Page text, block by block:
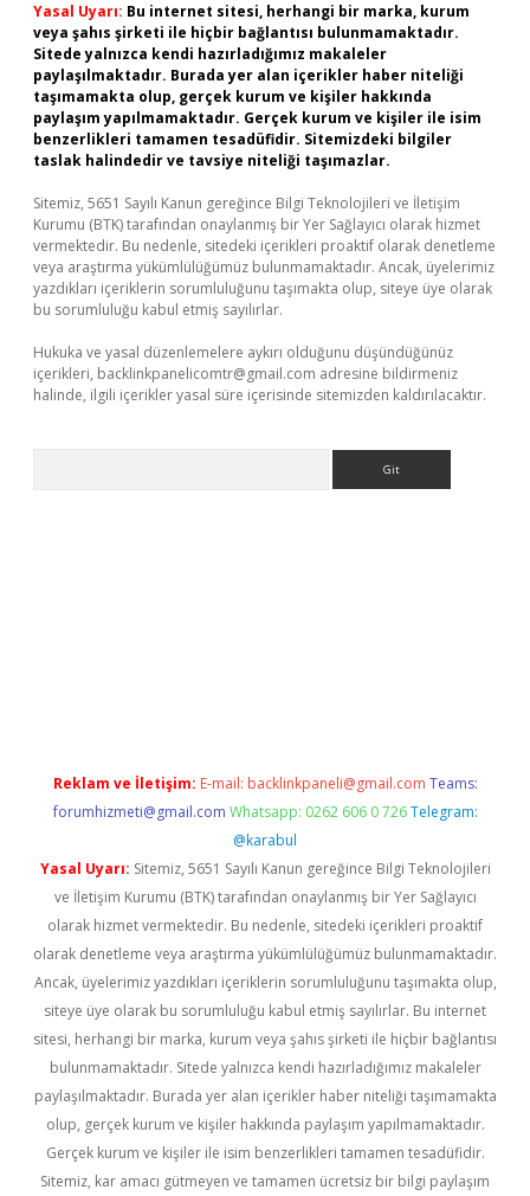
Yasal Uyarı: Bu internet sitesi, herhangi bir marka, kurum
veya şahıs şirketi ile hiçbir bağlantısı bulunmamaktadır.
Sitede yalnızca kendi hazırladığımız makaleler
paylaşılmaktadır. Burada yer alan içerikler haber niteliği
taşımamakta olup, gerçek kurum ve kişiler hakkında
paylaşım yapılmamaktadır. Gerçek kurum ve kişiler ile isim
benzerlikleri tamamen tesadüfidir. Sitemizdeki bilgiler
taslak halindedir ve tavsiye niteliği taşımazlar.
Sitemiz, 5651 Sayılı Kanun gereğince Bilgi Teknolojileri ve İletişim
Kurumu (BTK) tarafından onaylanmış bir Yer Sağlayıcı olarak hizmet
vermektedir. Bu nedenle, sitedeki içerikleri proaktif olarak denetleme
veya araştırma yükümlülüğümüz bulunmamaktadır. Ancak, üyelerimiz
yazdıkları içeriklerin sorumluluğunu taşımakta olup, siteye üye olarak
bu sorumluluğu kabul etmiş sayılırlar.
Hukuka ve yasal düzenlemelere aykırı olduğunu düşündüğünüz
içerikleri, backlinkpanelicomtr@gmail.com adresine bildirmeniz
halinde, ilgili içerikler yasal süre içerisinde sitemizden kaldırılacaktır.
Reklam ve İletişim: E-mail: backlinkpaneli@gmail.com Teams:
forumhizmeti@gmail.com Whatsapp: 0262 606 0 726 Telegram:
@karabul
Yasal Uyarı: Sitemiz, 5651 Sayılı Kanun gereğince Bilgi Teknolojileri
ve İletişim Kurumu (BTK) tarafından onaylanmış bir Yer Sağlayıcı
olarak hizmet vermektedir. Bu nedenle, sitedeki içerikleri proaktif
olarak denetleme veya araştırma yükümlülüğümüz bulunmamaktadır.
Ancak, üyelerimiz yazdıkları içeriklerin sorumluluğunu taşımakta olup,
siteye üye olarak bu sorumluluğu kabul etmiş sayılırlar. Bu internet
sitesi, herhangi bir marka, kurum veya şahıs şirketi ile hiçbir bağlantısı
bulunmamaktadır. Sitede yalnızca kendi hazırladığımız makaleler
paylaşılmaktadır. Burada yer alan içerikler haber niteliği taşımamakta
olup, gerçek kurum ve kişiler hakkında paylaşım yapılmamaktadır.
Gerçek kurum ve kişiler ile isim benzerlikleri tamamen tesadüfidir.
Sitemiz, kar amacı gütmeyen ve tamamen ücretsiz bir bilgi paylaşım